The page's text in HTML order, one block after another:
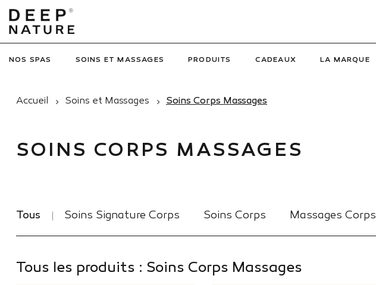
NOS SPAS SOINS ET MASSAGES PRODUITS CADEAUX LA MARQUE
Accueil Soins et Massages Soins Corps Massages
SOINS CORPS MASSAGES
Tous Soins Signature Corps Soins Corps Massages Corps
Tous les produits : Soins Corps Massages